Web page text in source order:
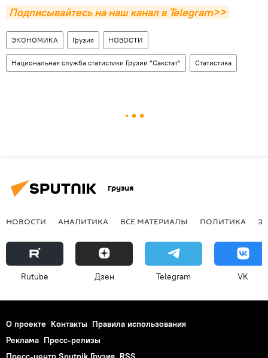
Подписывайтесь на наш канал в Telegram>>
ЭКОНОМИКА Грузия НОВОСТИ
Национальная служба статистики Грузии "Сакстат" Статистика
Грузия
НОВОСТИ АНАЛИТИКА ВСЕ МАТЕРИАЛЫ ПОЛИТИКА
Rutube Дзен Telegram VK
О проекте Контакты Правила использования
Реклама Пресс-релизы